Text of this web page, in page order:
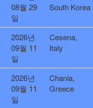
08월 29
일
South Korea
2026년
09월 11
일
Cesena,
Italy
2026년
09월 11
일
Chania,
Greece